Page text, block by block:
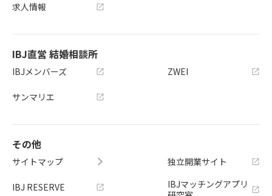
求人情報
IBJ直営 結婚相談所
IBJメンバーズ
サンマリエ
ZWEI
その他
サイトマップ
IBJ RESERVE
独立開業サイト
IBJマッチングアプリ